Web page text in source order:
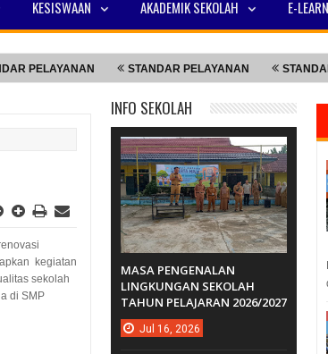
KESISWAAN AKADEMIK SEKOLAH E-
STANDAR PELAYANAN STANDAR
kegiatan
sekolah
di SMP
INFO SEKOLAH
MASA PENGENALAN
LINGKUNGAN SEKOLAH
TAHUN PELAJARAN 2026/2027
Jul 16, 2026